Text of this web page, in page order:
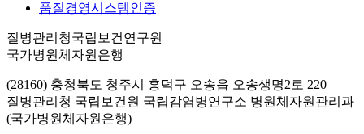
품질경영시스템인증
질병관리청국립보건연구원
국가병원체자원은행
(28160) 충청북도 청주시 흥덕구 오송읍 오송생명2로 220
질병관리청 국립보건원 국립감염병연구소 병원체자원관리과
(국가병원체자원은행)